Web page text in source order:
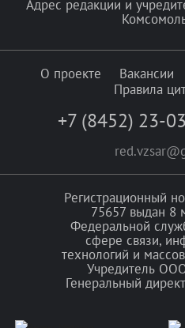
Адрес редакции и
О проекте Вакансии
Правила
+7 (8452) 23-
Регистрационный
75657 выдан 8
Федеральной
сфере связи,
технологий и
Учредитель
Генеральный